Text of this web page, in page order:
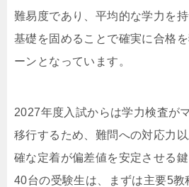
難易度であり、平均的な学力を持
基礎を固めることで確実に合格
ーンとなっています。
2027年度入試からは学力検査が
移行するため、難問への対応力
確な定着が偏差値を安定させる
40台の受験生は、まずは主要5教